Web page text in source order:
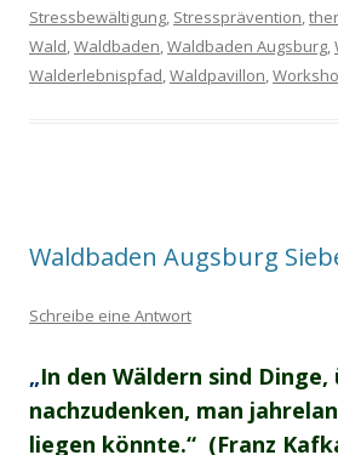
Stressbewältigung, Stressprävention,
Wald,Waldbaden,Waldbaden Augsburg,
Walderlebnispfad,Waldpavillon,
Waldbaden Augsburg
Schreibe eine Antwort
„In den Wäldern sind Dinge,
nachzudenken, man
liegen könnte.“ (Franz